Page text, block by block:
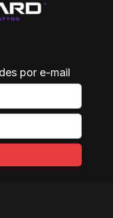
por e-mail